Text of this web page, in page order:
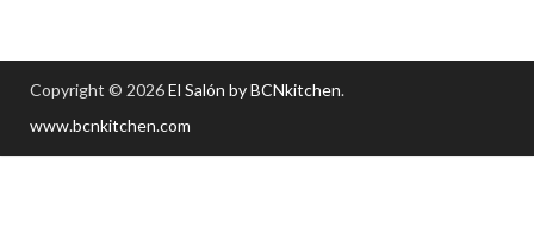
Copyright © 2026El Salón by BCNkitchen.
www.bcnkitchen.com